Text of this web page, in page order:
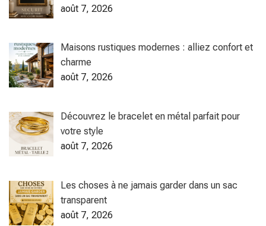
août 7, 2026
Maisons rustiques modernes : alliez confort et
charme
août 7, 2026
Découvrez le bracelet en métal parfait pour
votre style
août 7, 2026
Les choses à ne jamais garder dans un sac
transparent
août 7, 2026